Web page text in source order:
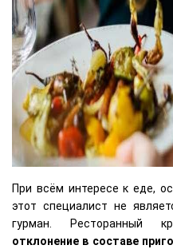
При всём интересе к еде,
этот специалист не
гурман. Ресторанный
отклонение в составе